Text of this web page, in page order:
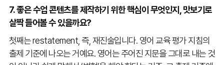
7. 좋은 수업 콘텐츠를 제작하기 위한 핵심이 무엇인지, 맛보기로
살짝 들어볼 수 있을까요?
첫째는 restatement, 즉, 재진술입니다. 영어 교육 평가 지침의
출제 기준에 나오는 거예요. 영어는 주어진 지문을 그대로 내는 것